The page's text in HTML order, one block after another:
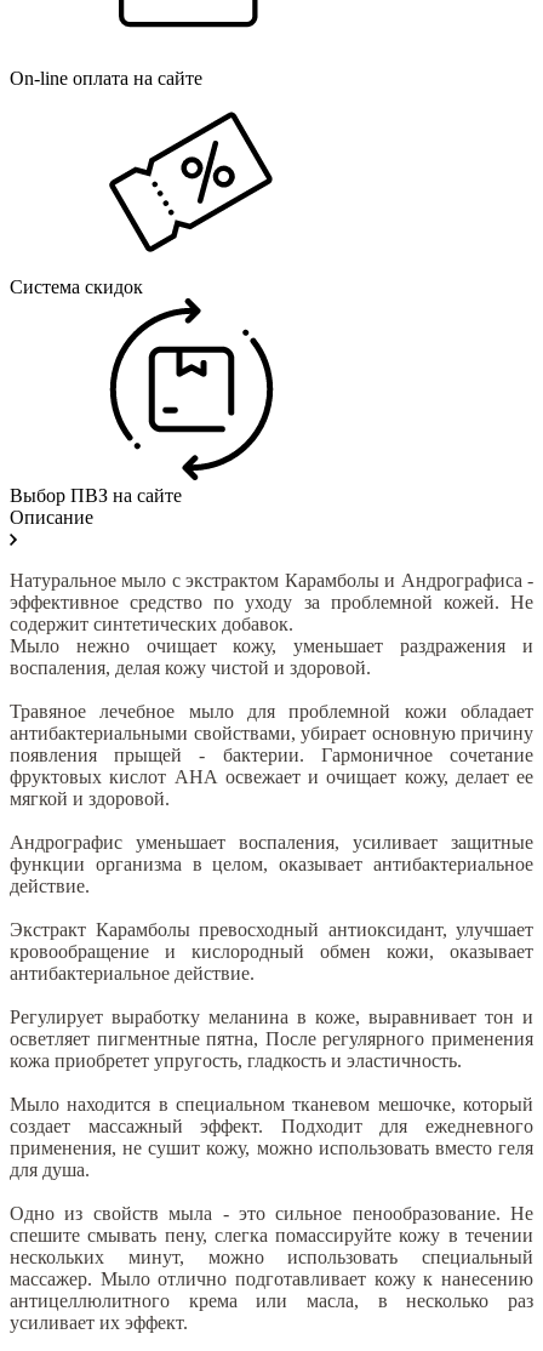
On-line оплата на сайте
Система скидок
Выбор ПВЗ на сайте
Описание
Натуральное мыло с экстрактом Карамболы и Андрографиса -
эффективное средство по уходу за проблемной кожей. Не
содержит синтетических добавок.
Мыло нежно очищает кожу, уменьшает раздражения и
воспаления, делая кожу чистой и здоровой.
Травяное лечебное мыло для проблемной кожи обладает
антибактериальными свойствами, убирает основную причину
появления прыщей - бактерии. Гармоничное сочетание
фруктовых кислот АНА освежает и очищает кожу, делает ее
мягкой и здоровой.
Андрографис уменьшает воспаления, усиливает защитные
функции организма в целом, оказывает антибактериальное
действие.
Экстракт Карамболы превосходный антиоксидант, улучшает
кровообращение и кислородный обмен кожи, оказывает
антибактериальное действие.
Регулирует выработку меланина в коже, выравнивает тон и
осветляет пигментные пятна, После регулярного применения
кожа приобретет упругость, гладкость и эластичность.
Мыло находится в специальном тканевом мешочке, который
создает массажный эффект. Подходит для ежедневного
применения, не сушит кожу, можно использовать вместо геля
для душа.
Одно из свойств мыла - это сильное пенообразование. Не
спешите смывать пену, слегка помассируйте кожу в течении
нескольких минут, можно использовать специальный
массажер. Мыло отлично подготавливает кожу к нанесению
антицеллюлитного крема или масла, в несколько раз
усиливает их эффект.